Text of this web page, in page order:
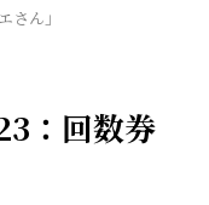
さん」
：回数券